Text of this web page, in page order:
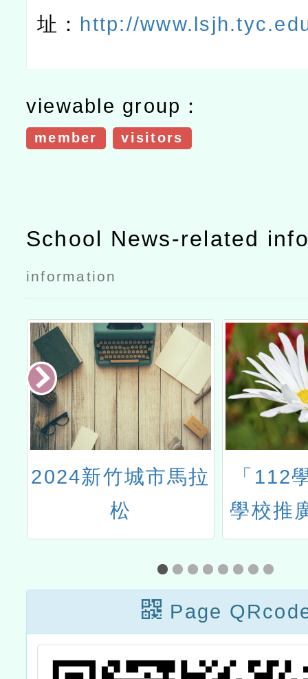
址： http://
viewable group：
member visitors
School News-related
information
2024新竹城市馬拉
松
「112
學校推
Page